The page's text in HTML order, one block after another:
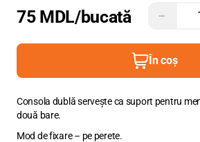
75 MDL/bucată −
În coș
Consola dublă servește ca suport pentru
două bare.
Mod de fixare – pe perete.